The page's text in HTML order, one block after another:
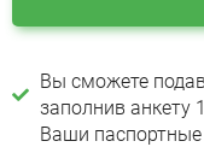
Вы сможете
заполнив анкету
Ваши